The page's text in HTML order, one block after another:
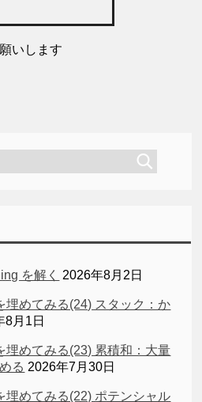
いします
を解く 2026年8月2日
埋めてみる(24) スタック：か
8月1日
埋めてみる(23) 累積和：大量
る 2026年7月30日
埋めてみる(22) ポテンシャル